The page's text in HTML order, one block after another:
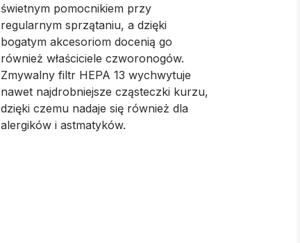
świetnym pomocnikiem przy
regularnym sprzątaniu, a dzięki
bogatym akcesoriom docenią go
również właściciele czworonogów.
Zmywalny filtr HEPA 13 wychwytuje
nawet najdrobniejsze cząsteczki kurzu,
dzięki czemu nadaje się również dla
alergików i astmatyków.